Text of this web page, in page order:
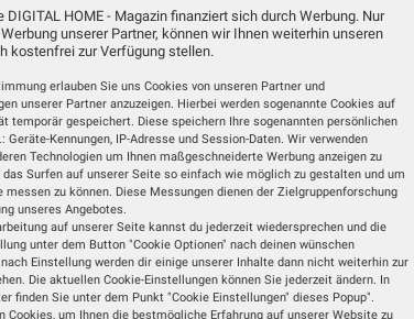
häufiger unterwegs ist oder den Abend im Garten
28.07.2026
zum Straßenbild. Neben klassischen City- und
sich zunehmend kompakte Smartbikes, die sich
DIGITAL HOME - Magazin finanziert sich durch Werbung. Nur
unserer Partner, können wir Ihnen weiterhin unseren
kostenfrei zur Verfügung stellen.
erlauben Sie uns Cookies von unseren Partner und
unserer Partner anzuzeigen. Hierbei werden sogenannte Cookies auf
temporär gespeichert. Diese speichern Ihre sogenannten persönlichen
Geräte-Kennungen, IP-Adresse und Session-Daten. Wir verwenden
Technologien um Ihnen maßgeschneiderte Werbung anzeigen zu
das Surfen auf unserer Seite so einfach wie möglich zu gestalten und um
messen zu können. Diese Messungen dienen der Zielgruppenforschung
unseres Angebotes.
auf unserer Seite kannst du jederzeit wiedersprechen und die
unter dem Button "Cookie Optionen" nach deinen wünschen
Einstellung werden dir einige unserer Inhalte dann nicht weiterhin zur
Die aktuellen Cookie-Einstellungen können Sie jederzeit ändern. In
finden Sie unter dem Punkt "Cookie Einstellungen" dieses Popup".
Cookies, um Ihnen die bestmögliche Erfahrung auf unserer Website zu